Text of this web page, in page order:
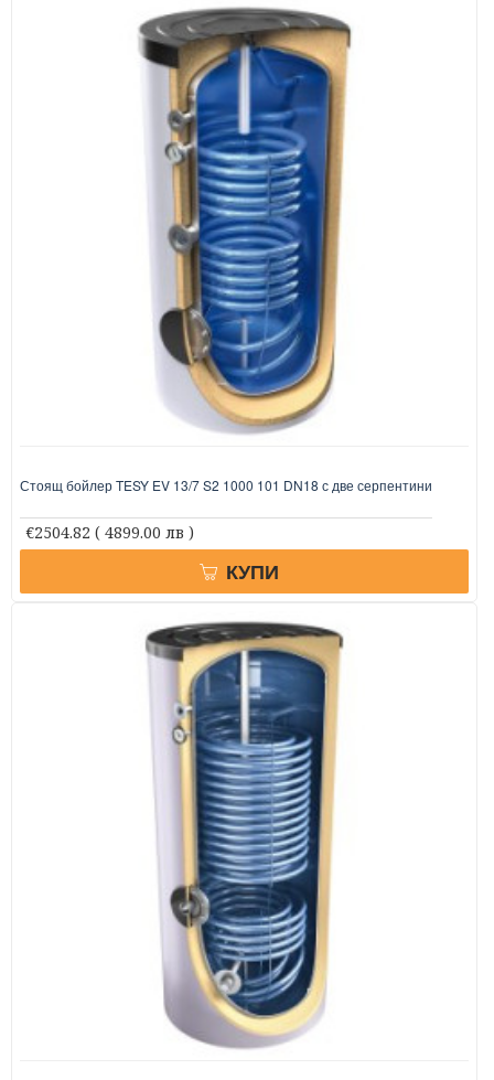
Стоящ бойлер TESY EV 13/7 S2 1000 101 DN18 с две серпентини
€2504.82 ( 4899.00 лв )
КУПИ